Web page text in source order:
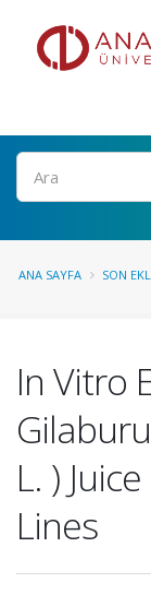
Ara
ANA SAYFA SON
In Vitro
L. )
Lines